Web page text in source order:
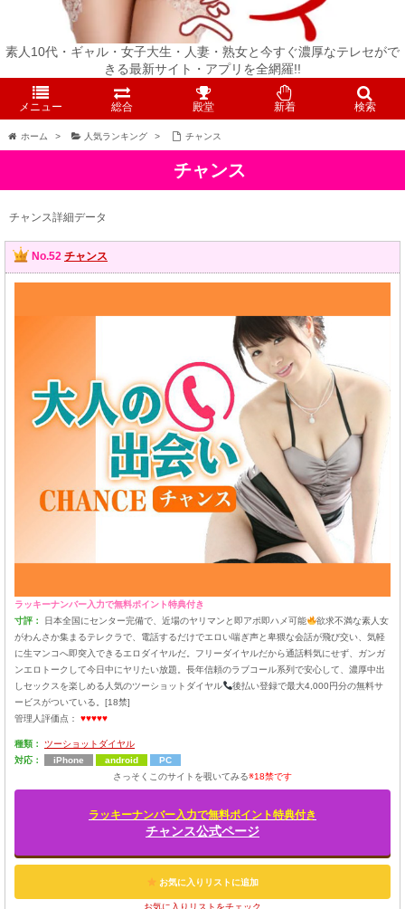
素人10代・ギャル・女子大生・人妻・熟女と今すぐ濃厚なテレセがで
きる最新サイト・アプリを全網羅!!
メニュー 総合 殿堂 新着 検索
ホーム > 人気ランキング > チャンス
チャンス
チャンス詳細データ
No.52 チャンス
ラッキーナンバー入力で無料ポイント特典付き
寸評：
日本全国にセンター完備で、近場のヤリマンと即アポ即ハメ可能
欲求不満な素人女
がわんさか集まるテレクラで、電話するだけでエロい喘ぎ声と卑猥な会話が飛び交い、気軽
に生マンコへ即突入できるエロダイヤルだ。フリーダイヤルだから通話料気にせず、ガンガ
ンエロトークして今日中にヤリたい放題。長年信頼のラブコール系列で安心して、濃厚中出
しセックスを楽しめる人気のツーショットダイヤル
後払い登録で最大4,000円分の無料サ
ービスがついている。[18禁]
管理人評価点： ♥♥♥♥♥
種類：
ツーショットダイヤル
対応：
iPhone android
PC
さっそくこのサイトを覗いてみる※18禁です
ラッキーナンバー入力で無料ポイント特典付き
チャンス公式ページ
お気に入りリストに追加
お気に入りリストをチェック